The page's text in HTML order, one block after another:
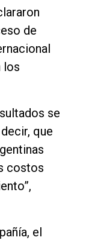
de
los
se
que
costos
el